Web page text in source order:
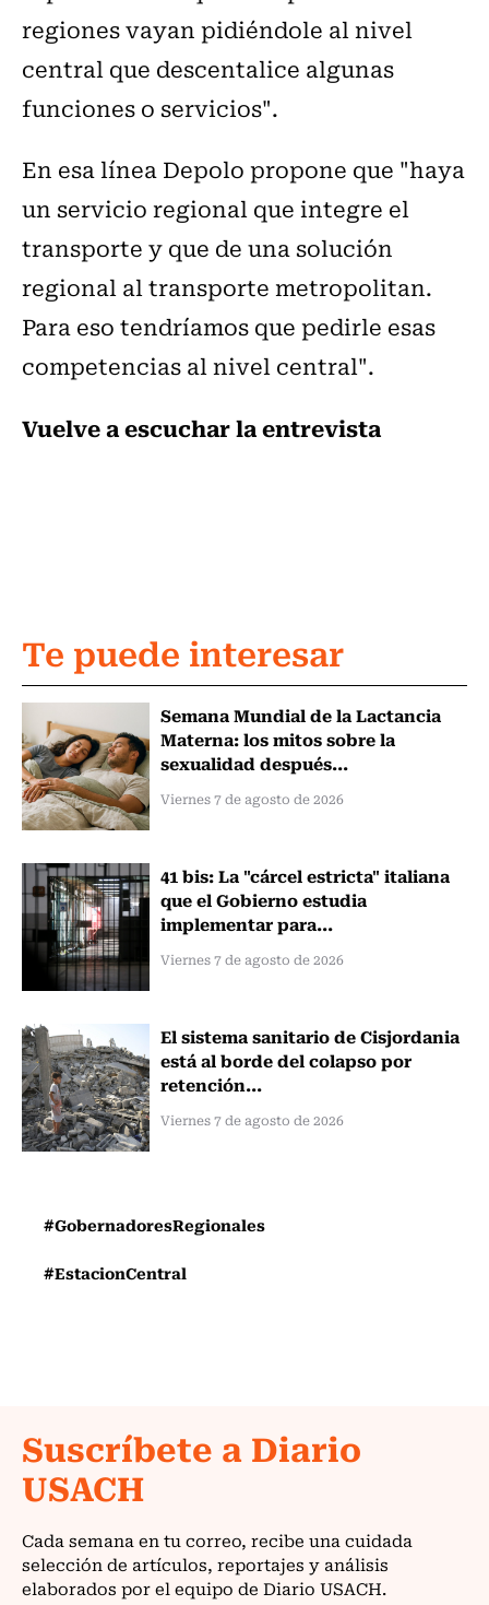
regiones vayan pidiéndole al nivel
central que descentalice algunas
funciones o servicios".
En esa línea Depolo propone que "haya
un servicio regional que integre el
transporte y que de una solución
regional al transporte metropolitan.
Para eso tendríamos que pedirle esas
competencias al nivel central".
Vuelve a escuchar la entrevista
Te puede interesar
Semana Mundial de la Lactancia
Materna: los mitos sobre la
sexualidad después...
Viernes 7 de agosto de 2026
41 bis: La "cárcel estricta" italiana
que el Gobierno estudia
implementar para...
Viernes 7 de agosto de 2026
El sistema sanitario de Cisjordania
está al borde del colapso por
retención...
Viernes 7 de agosto de 2026
#GobernadoresRegionales
#EstacionCentral